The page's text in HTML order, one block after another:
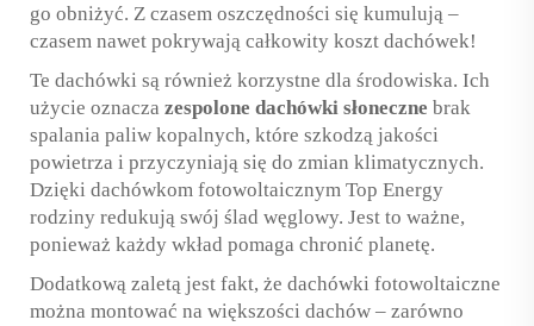
go obniżyć. Z czasem oszczędności się kumulują –
czasem nawet pokrywają całkowity koszt dachówek!
Te dachówki są również korzystne dla środowiska. Ich
użycie oznacza zespolone dachówki słoneczne brak
spalania paliw kopalnych, które szkodzą jakości
powietrza i przyczyniają się do zmian klimatycznych.
Dzięki dachówkom fotowoltaicznym Top Energy
rodziny redukują swój ślad węglowy. Jest to ważne,
ponieważ każdy wkład pomaga chronić planetę.
Dodatkową zaletą jest fakt, że dachówki fotowoltaiczne
można montować na większości dachów – zarówno